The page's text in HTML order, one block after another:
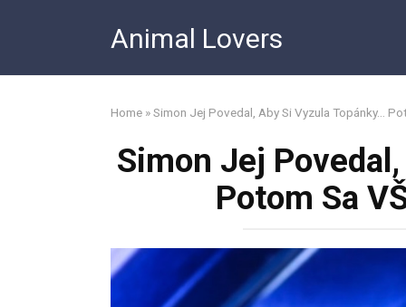
Animal Lovers
Home »Simon Jej Povedal, Aby Si Vyzula Topánky…
Simon Jej
Potom Sa